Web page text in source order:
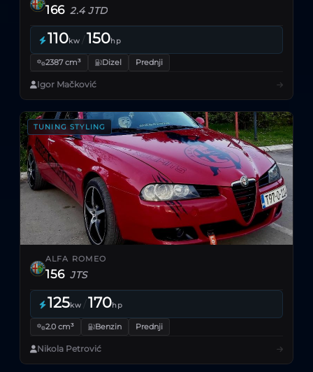
166 2.4 JTD
110kw /150hp
2387 cm³ Dizel Prednji
Igor Mačković
TUNING STYLING
ALFA ROMEO
156 JTS
125kw /170hp
2.0 cm³ Benzin Prednji
Nikola Petrović